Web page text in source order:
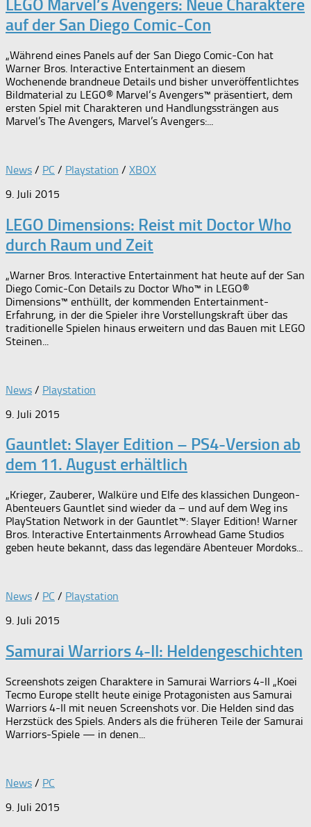
LEGO Marvel’s Avengers: Neue Charaktere
auf der San Diego Comic-Con
„Während eines Panels auf der San Diego Comic-Con hat
Warner Bros. Interactive Entertainment an diesem
Wochenende brandneue Details und bisher unveröffentlichtes
Bildmaterial zu LEGO® Marvel‘s Avengers™ präsentiert, dem
ersten Spiel mit Charakteren und Handlungssträngen aus
Marvel’s The Avengers, Marvel’s Avengers:...
News / PC / Playstation / XBOX
9. Juli 2015
LEGO Dimensions: Reist mit Doctor Who
durch Raum und Zeit
„Warner Bros. Interactive Entertainment hat heute auf der San
Diego Comic-Con Details zu Doctor Who™ in LEGO®
Dimensions™ enthüllt, der kommenden Entertainment-
Erfahrung, in der die Spieler ihre Vorstellungskraft über das
traditionelle Spielen hinaus erweitern und das Bauen mit LEGO
Steinen...
News / Playstation
9. Juli 2015
Gauntlet: Slayer Edition – PS4-Version ab
dem 11. August erhältlich
„Krieger, Zauberer, Walküre und Elfe des klassichen Dungeon-
Abenteuers Gauntlet sind wieder da – und auf dem Weg ins
PlayStation Network in der Gauntlet™: Slayer Edition! Warner
Bros. Interactive Entertainments Arrowhead Game Studios
geben heute bekannt, dass das legendäre Abenteuer Mordoks...
News / PC / Playstation
9. Juli 2015
Samurai Warriors 4-II: Heldengeschichten
Screenshots zeigen Charaktere in Samurai Warriors 4-II „Koei
Tecmo Europe stellt heute einige Protagonisten aus Samurai
Warriors 4-II mit neuen Screenshots vor. Die Helden sind das
Herzstück des Spiels. Anders als die früheren Teile der Samurai
Warriors-Spiele — in denen...
News / PC
9. Juli 2015